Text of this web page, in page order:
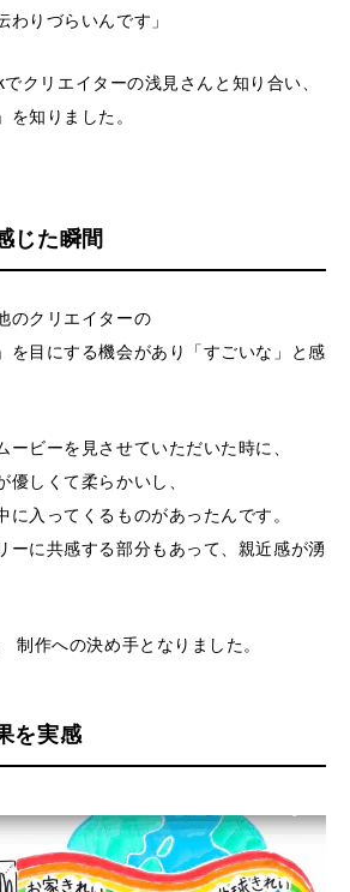
りづらいんです」
クリエイターの浅見さんと知り合い、
を知りました。
じた瞬間
のクリエイターの
を目にする機会があり「すごいな」と感
ービーを見させていただいた時に、
しくて柔らかいし、
入ってくるものがあったんです。
に共感する部分もあって、親近感が湧
制作への決め手となりました。
を実感